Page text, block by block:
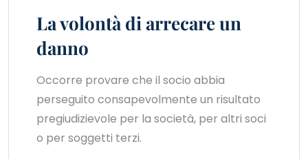
La volontà di arrecare un
danno
Occorre provare che il socio abbia
perseguito consapevolmente un risultato
pregiudizievole per la società, per altri soci
o per soggetti terzi.